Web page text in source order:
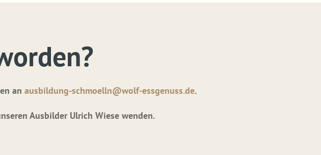
an ausbildung-schmoelln@wolf-essgenuss.de.
Ausbilder Ulrich Wiese wenden.